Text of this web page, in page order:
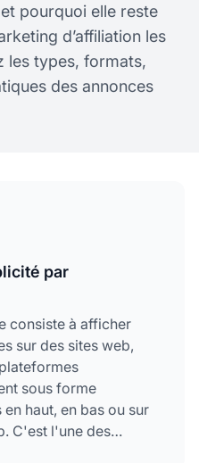
pourquoi elle reste
d’affiliation les
les types, formats,
des annonces
par
consiste à afficher
sur des sites web,
sous forme
haut, en bas ou sur
C'est l'une des